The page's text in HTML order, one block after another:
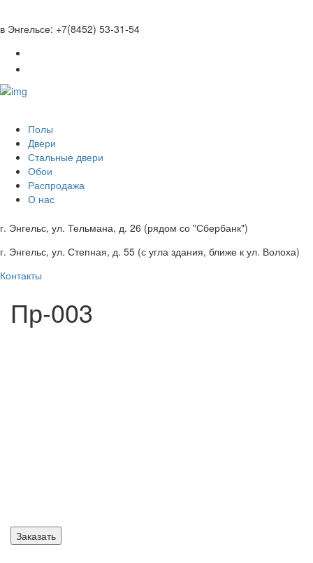
в Энгельсе: +7(8452) 53-31-54
Полы
Двери
Стальные двери
Обои
Распродажа
О нас
г. Энгельс, ул. Тельмана, д. 26 (рядом со "Сбербанк")
г. Энгельс, ул. Степная, д. 55 (с угла здания, ближе к ул. Волоха)
Контакты
Пр-003
Заказать